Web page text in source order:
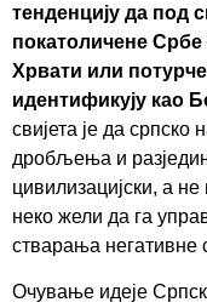
тенденцију да под
покатоличене Србе
Хрвати или
идентификују као
свијета је да
дробљења и
цивилизацијски, а
неко жели да га
стварања негативне
Очување идеје